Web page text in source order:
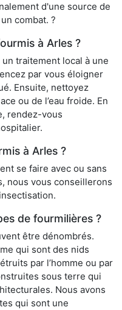
d'une source de
combat. ?
à Arles ?
traitement local à une
par vous éloigner
Ensuite, nettoyez
ou de l’eau froide. En
rendez-vous
à Arles ?
se faire avec ou sans
nous vous conseillerons
de fourmilières ?
être dénombrés.
qui sont des nids
par l’homme ou par
sous terre qui
Nous avons
qui sont une